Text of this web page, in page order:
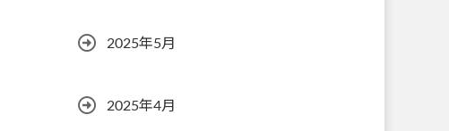
2025年5月
2025年4月